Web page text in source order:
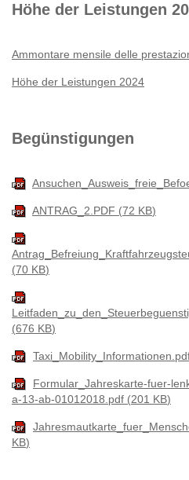
Höhe der Leistungen
Ammontare mensile delle
Höhe der Leistungen 2024
Begünstigungen
ANTRAG_2.PDF 72 KB
70 KB
676 KB
Formular_Jahreskarte-fuer-
a-13-ab-01012018.pdf
201 KB
KB